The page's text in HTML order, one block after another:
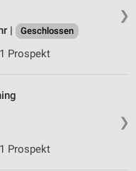
❯
|
Geschlossen
Prospekt
❯
Prospekt